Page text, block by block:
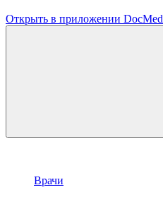
Открыть в приложении DocMed
Врачи